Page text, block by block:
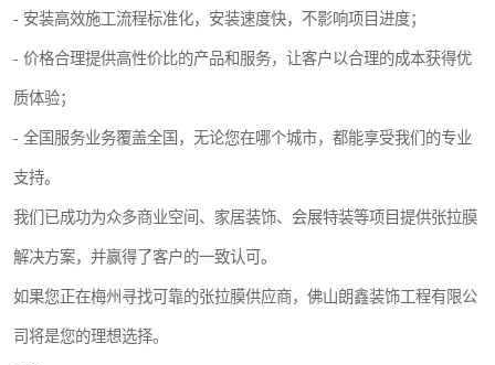
- 安装高效施工流程标准化，安装速度快，不影响项目进度；
- 价格合理提供高性价比的产品和服务，让客户以合理的成本获得优
质体验；
- 全国服务业务覆盖全国，无论您在哪个城市，都能享受我们的专业
支持。
我们已成功为众多商业空间、家居装饰、会展特装等项目提供张拉膜
解决方案，并赢得了客户的一致认可。
如果您正在梅州寻找可靠的张拉膜供应商，佛山朗鑫装饰工程有限公
司将是您的理想选择。